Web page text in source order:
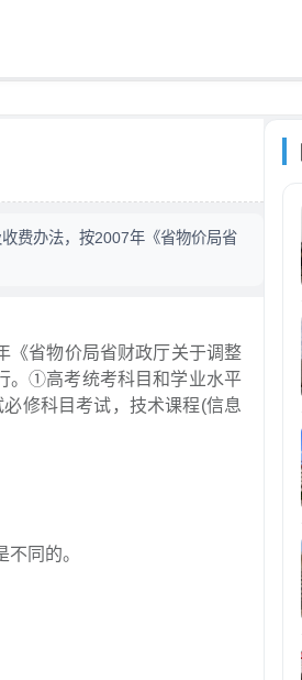
费办法，按2007年《省物价局省
《省物价局省财政厅关于调整
。①高考统考科目和学业水平
修科目考试，技术课程(信息
同的。